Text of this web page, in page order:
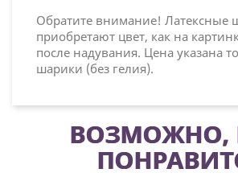
Обратите внимание! Латексные
приобретают цвет, как на
после надувания. Цена указана
шарики (без гелия).
ВОЗМОЖНО,